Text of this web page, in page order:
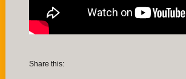
Share this: